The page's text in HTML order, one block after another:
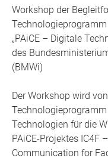
Workshop der
Technologieprogramm
„PAiCE – Digitale
des
(BMWi)
Der Workshop wird
Technologieprogramm
Technologien für die
PAiCE-Projektes IC4F
Communication for